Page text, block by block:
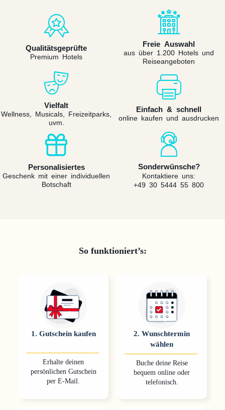
Qualitätsgeprüfte
Premium Hotels
Freie Auswahl
aus über 1.200 Hotels und
Reiseangeboten
Vielfalt
Wellness, Musicals, Freizeitparks,
uvm.
Einfach & schnell
online kaufen und ausdrucken
Personalisiertes
Geschenk mit einer individuellen
Botschaft
Sonderwünsche?
Kontaktiere uns:
+49 30 5444 55 800
So funktioniert’s:
1. Gutschein kaufen
Erhalte deinen
persönlichen Gutschein
per E-Mail.
2. Wunschtermin
wählen
Buche deine Reise
bequem online oder
telefonisch.